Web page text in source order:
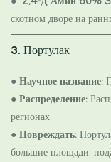
скотном дворе на
3. Портулак
● Научное название:
● Распределение:
регионах.
● Повреждать:
большие площади,